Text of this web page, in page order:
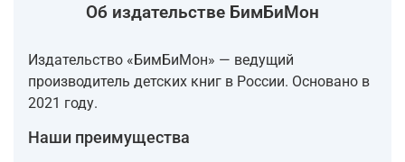
Об издательстве БимБиМон
Издательство «БимБиМон» — ведущий
производитель детских книг в России. Основано в
2021 году.
Наши преимущества